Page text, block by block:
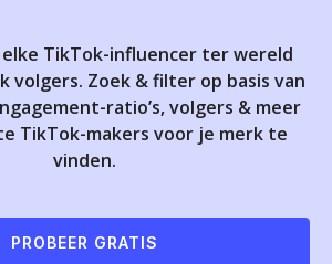
TikTok-influencer ter wereld
volgers. Zoek & filter op basis van
ratio’s, volgers & meer
TikTok-makers voor je merk te
vinden.
PROBEER GRATIS